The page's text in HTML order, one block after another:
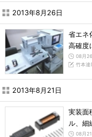
2013年8月26日
省エネ
高確度
08月
竹本達
2013年8月21日
実装面
ル、細
08月